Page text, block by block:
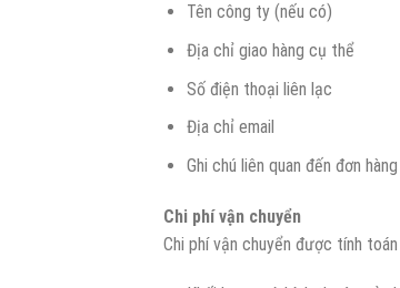
Tên công ty (nếu có)
Địa chỉ giao hàng cụ thể
Số điện thoại liên lạc
Địa chỉ email
Ghi chú liên quan đến đơn
Chi phí vận chuyển
Chi phí vận chuyển được tính